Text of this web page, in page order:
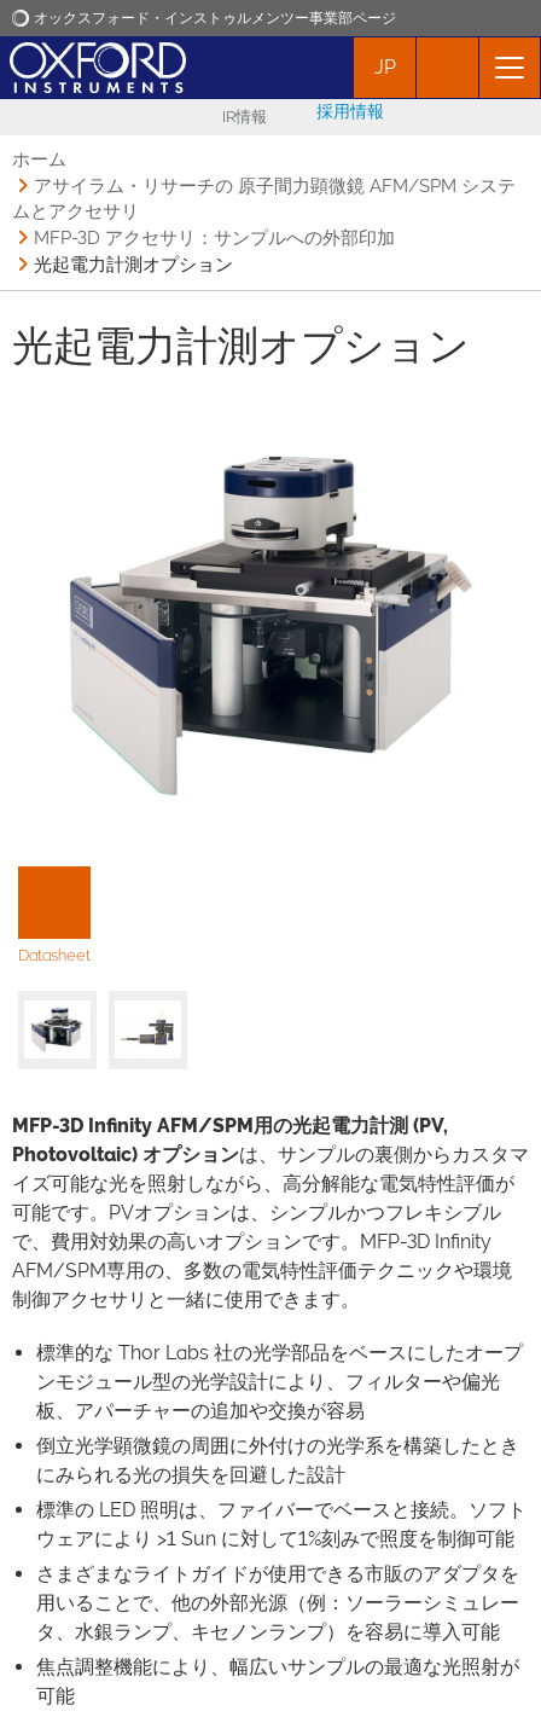
オックスフォード・インストゥルメンツー事業部ページ
オックスフォード・インストゥルメンツ
イベント
JP
IR情報 採用情報
ホーム
アサイラム・リサーチの 原子間力顕微鏡 AFM/SPM システ
ムとアクセサリ
MFP-3D アクセサリ：サンプルへの外部印加
光起電力計測オプション
光起電力計測オプション
Datasheet
MFP-3D Infinity AFM/SPM用の光起電力計測 (PV,
Photovoltaic) オプションは、サンプルの裏側からカスタマ
イズ可能な光を照射しながら、高分解能な電気特性評価が
可能です。PVオプションは、シンプルかつフレキシブル
で、費用対効果の高いオプションです。MFP-3D Infinity
AFM/SPM専用の、多数の電気特性評価テクニックや環境
制御アクセサリと一緒に使用できます。
標準的な Thor Labs 社の光学部品をベースにしたオープ
ンモジュール型の光学設計により、フィルターや偏光
板、アパーチャーの追加や交換が容易
倒立光学顕微鏡の周囲に外付けの光学系を構築したとき
にみられる光の損失を回避した設計
標準の LED 照明は、ファイバーでベースと接続。ソフト
ウェアにより >1 Sun に対して1%刻みで照度を制御可能
さまざまなライトガイドが使用できる市販のアダプタを
用いることで、他の外部光源（例：ソーラーシミュレー
タ、水銀ランプ、キセノンランプ）を容易に導入可能
焦点調整機能により、幅広いサンプルの最適な光照射が
可能